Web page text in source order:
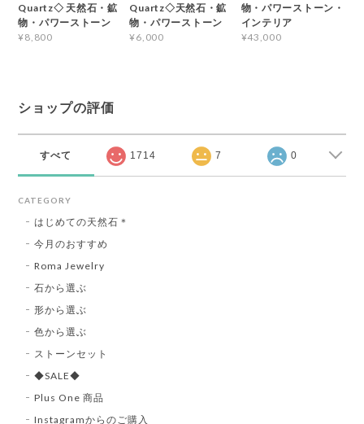
Quartz◇ 天然石・鉱
物・パワーストーン
¥8,800
Quartz◇天然石・鉱
物・パワーストーン
¥6,000
物・パワーストーン・
インテリア
¥43,000
ショップの評価
すべて 1714 7 0
CATEGORY
はじめての天然石＊
今月のおすすめ
Roma Jewelry
石から選ぶ
形から選ぶ
色から選ぶ
ストーンセット
◆SALE◆
Plus One 商品
Instagramからのご購入